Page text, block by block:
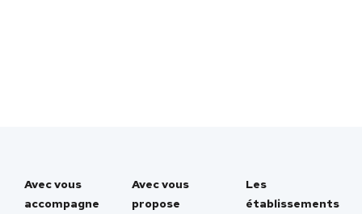
Avec vous
accompagne
Avec vous
propose
Les
établissements